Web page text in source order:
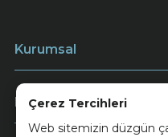
Çerez Tercihleri
Web sitemizin düzgün
Kurumsal
Müşteri Hizmetleri